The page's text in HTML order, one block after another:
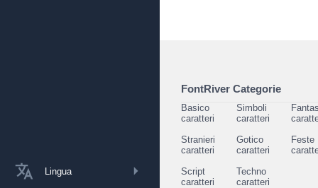
Lingua
FontRiver Categorie
Basico
caratteri
Simboli
caratteri
Stranieri
caratteri
Gotico
caratteri
Feste
Script
caratteri
Techno
caratteri